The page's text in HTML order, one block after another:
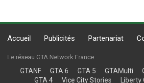
Accueil Publicités Partenariat
Le réseau GTA Network France
GTANF GTA 6 GTA 5 GTAMulti
GTA 4
Vice City Stories Liberty